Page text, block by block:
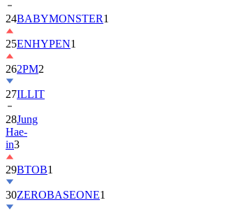
25ENHYPEN1
262PM2
27ILLIT
28Jung
Hae-
in3
29BTOB
30ZEROBASEONE
31SUPER
JUNIOR